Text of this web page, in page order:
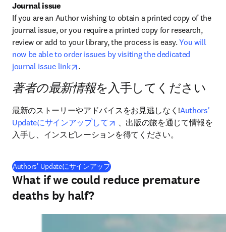
Journal issue
If you are an Author wishing to obtain a printed copy of the
journal issue, or you require a printed copy for research,
review or add to your library, the process is easy. You will
now be able to order issues by visiting the dedicated
journal issue link
opens in new tab/window
.
著者の最新情報を入手してください
最新のストーリーやアドバイスをお見逃しなく!Authors'
Updateにサインアップして
opens in new tab/window
、出版の旅を通じて情報を
入手し、インスピレーションを得てください。
Authors' Updateにサインアップ(
What if we could reduce premature
deaths by half?